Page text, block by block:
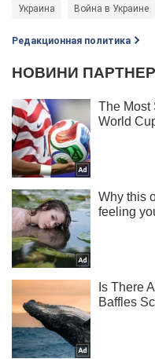
Украина Война в Украине
Редакционная политика